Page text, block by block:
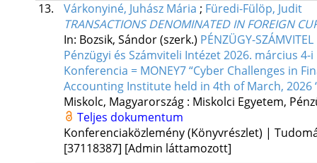
13.
Várkonyiné, Juhász Mária ; Füredi-Fülöp, Judit
TRANSACTIONS DENOMINATED IN FOREIGN
In: Bozsik, Sándor (szerk.) PÉNZÜGY-
Pénzügyi és Számviteli Intézet 2026. március
Konferencia = MONEY7 “Cyber Challenges in
Accounting Institute held in 4th of March,
Miskolc, Magyarország : Miskolci Egyetem,
Teljes dokumentum
Konferenciaközlemény (Könyvrészlet) |
[37118387] [Admin láttamozott]